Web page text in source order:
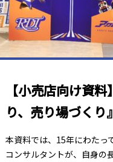
【小売店向け資
り、売り場づくり』
本資料では、15年にわたっ
コンサルタントが、自身の